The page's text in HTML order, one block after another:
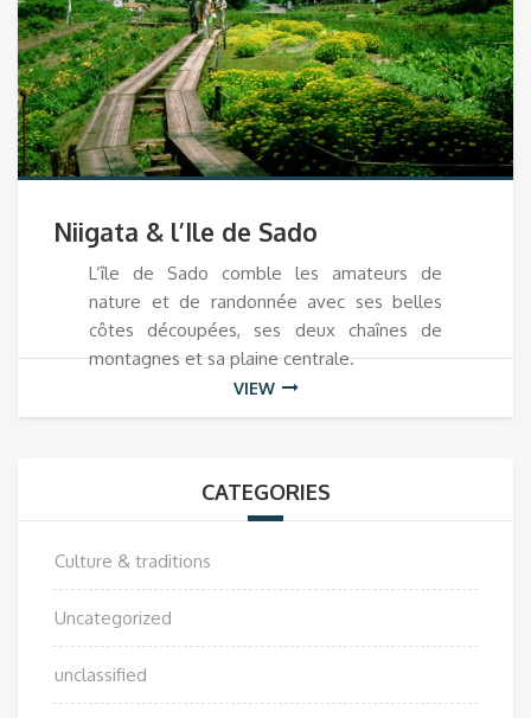
Niigata & l’Ile de Sado
L’île de Sado comble les amateurs de
nature et de randonnée avec ses belles
côtes découpées, ses deux chaînes de
montagnes et sa plaine centrale.
VIEW
CATEGORIES
Culture & traditions
Uncategorized
unclassified